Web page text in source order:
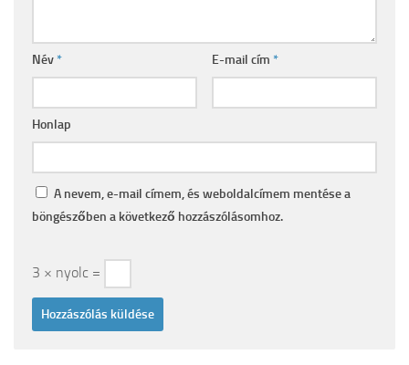
Név* E-mail cím *
Honlap
A nevem, e-mail címem, és weboldalcímem mentése a
böngészőben a következő hozzászólásomhoz.
3 × nyolc =